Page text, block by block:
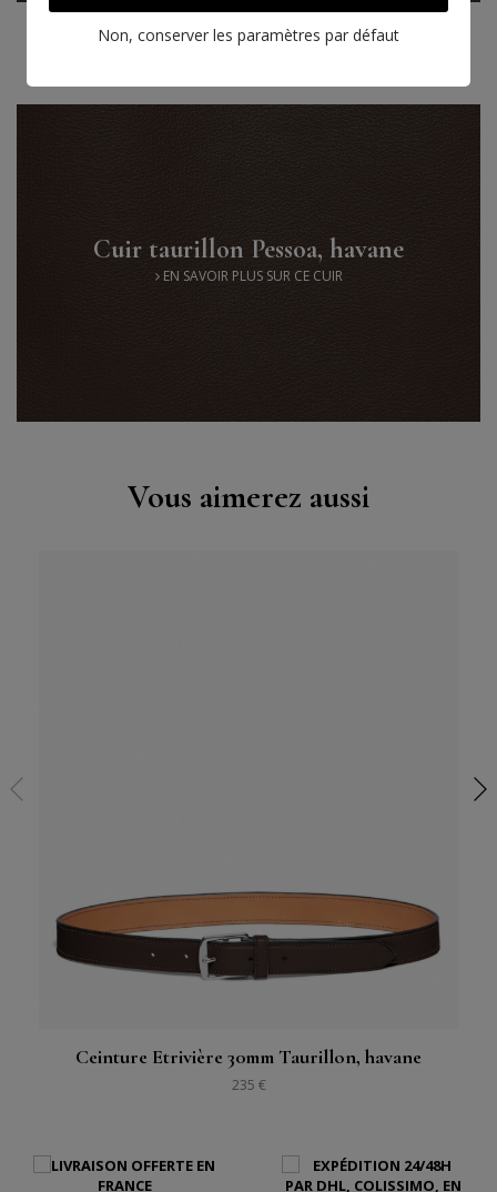
Tanné en Aquitaine
Cuir taurillon Pessoa, havane
EN SAVOIR PLUS SUR CE CUIR
Vous aimerez aussi
Ceinture Etrivière 30mm Taurillon, havane
235 €
Non, conserver les paramètres par défaut